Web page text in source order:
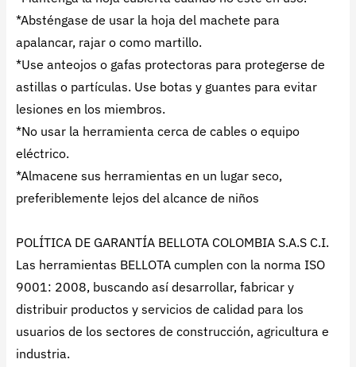
*Absténgase de usar la hoja del machete para
apalancar, rajar o como martillo.
*Use anteojos o gafas protectoras para protegerse de
astillas o partículas. Use botas y guantes para evitar
lesiones en los miembros.
*No usar la herramienta cerca de cables o equipo
eléctrico.
*Almacene sus herramientas en un lugar seco,
preferiblemente lejos del alcance de niños
POLÍTICA DE GARANTÍA BELLOTA COLOMBIA S.A.S C.I.
Las herramientas BELLOTA cumplen con la norma ISO
9001: 2008, buscando así desarrollar, fabricar y
distribuir productos y servicios de calidad para los
usuarios de los sectores de construcción, agricultura e
industria.